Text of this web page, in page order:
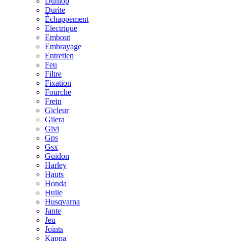
Durite
Échappement
Electrique
Embout
Embrayage
Entretien
Feu
Filtre
Fixation
Fourche
Frein
Gicleur
Gilera
Givi
Gps
Gsx
Guidon
Harley
Hauts
Honda
Huile
Husqvarna
Jante
Jeu
Joints
Kappa